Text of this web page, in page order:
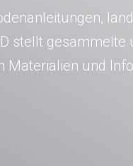
stellt
und